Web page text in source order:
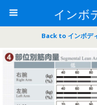
インボ
Back to インボデ